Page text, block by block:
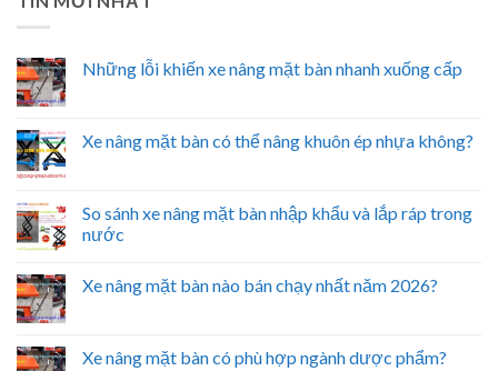
Những lỗi khiến xe nâng mặt bàn nhanh xuống cấp
Xe nâng mặt bàn có thể nâng khuôn ép nhựa không?
So sánh xe nâng mặt bàn nhập khẩu và lắp ráp trong
nước
Xe nâng mặt bàn nào bán chạy nhất năm 2026?
Xe nâng mặt bàn có phù hợp ngành dược phẩm?